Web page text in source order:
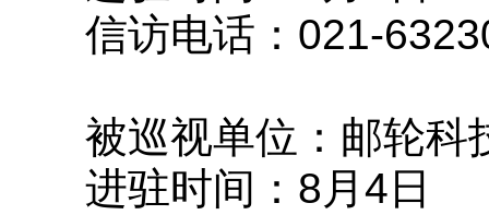
信访电话：021-
被巡视单位：邮轮科
进驻时间：8月4日